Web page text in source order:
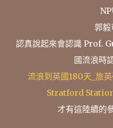
郭毅
認真說起來會認識 Prof.
國流浪時
流浪到英國180天_旅
Stratford
才有這陸續的